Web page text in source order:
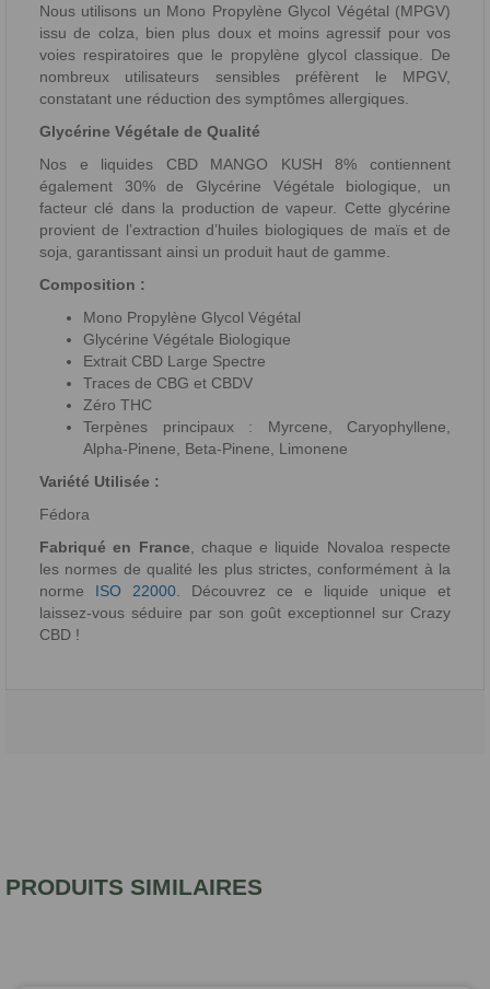
Nous utilisons un Mono Propylène Glycol Végétal (MPGV)
issu de colza, bien plus doux et moins agressif pour vos
voies respiratoires que le propylène glycol classique. De
nombreux utilisateurs sensibles préfèrent le MPGV,
constatant une réduction des symptômes allergiques.
Glycérine Végétale de Qualité
Nos e liquides CBD MANGO KUSH 8% contiennent
également 30% de Glycérine Végétale biologique, un
facteur clé dans la production de vapeur. Cette glycérine
provient de l’extraction d’huiles biologiques de maïs et de
soja, garantissant ainsi un produit haut de gamme.
Composition :
Mono Propylène Glycol Végétal
Glycérine Végétale Biologique
Extrait CBD Large Spectre
Traces de CBG et CBDV
Zéro THC
Terpènes principaux : Myrcene, Caryophyllene,
Alpha-Pinene, Beta-Pinene, Limonene
Variété Utilisée :
Fédora
Fabriqué en France , chaque e liquide Novaloa respecte
les normes de qualité les plus strictes, conformément à la
norme ISO 22000 . Découvrez ce e liquide unique et
laissez-vous séduire par son goût exceptionnel sur Crazy
CBD !
PRODUITS SIMILAIRES